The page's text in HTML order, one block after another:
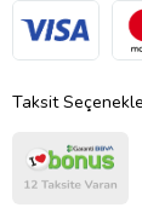
Taksit